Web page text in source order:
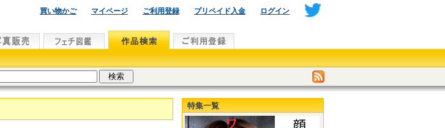
買い物かご マイページ ご利用登録 プリペイド入金 ログイン
特集一覧